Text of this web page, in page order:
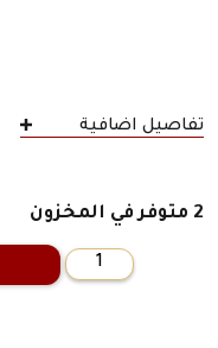
تفاصيل اضافية
2 متوفر في المخزون
كمية